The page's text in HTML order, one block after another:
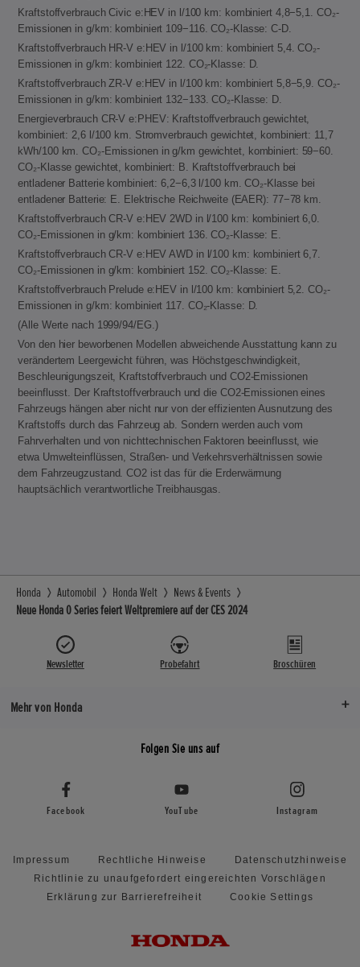
Kraftstoffverbrauch Civic e:HEV in l/100 km: kombiniert 4,8−5,1. CO₂-
Emissionen in g/km: kombiniert 109−116. CO₂-Klasse: C-D.
Kraftstoffverbrauch HR-V e:HEV in l/100 km: kombiniert 5,4. CO₂-
Emissionen in g/km: kombiniert 122. CO₂-Klasse: D.
Kraftstoffverbrauch ZR-V e:HEV in l/100 km: kombiniert 5,8−5,9. CO₂-
Emissionen in g/km: kombiniert 132−133. CO₂-Klasse: D.
Energieverbrauch CR-V e:PHEV: Kraftstoffverbrauch gewichtet,
kombiniert: 2,6 l/100 km. Stromverbrauch gewichtet, kombiniert: 11,7
kWh/100 km. CO₂-Emissionen in g/km gewichtet, kombiniert: 59−60.
CO₂-Klasse gewichtet, kombiniert: B. Kraftstoffverbrauch bei
entladener Batterie kombiniert: 6,2−6,3 l/100 km. CO₂-Klasse bei
entladener Batterie: E. Elektrische Reichweite (EAER): 77−78 km.
Kraftstoffverbrauch CR-V e:HEV 2WD in l/100 km: kombiniert 6,0.
CO₂-Emissionen in g/km: kombiniert 136. CO₂-Klasse: E.
Kraftstoffverbrauch CR-V e:HEV AWD in l/100 km: kombiniert 6,7.
CO₂-Emissionen in g/km: kombiniert 152. CO₂-Klasse: E.
Kraftstoffverbrauch Prelude e:HEV in l/100 km: kombiniert 5,2. CO₂-
Emissionen in g/km: kombiniert 117. CO₂-Klasse: D.
(Alle Werte nach 1999/94/EG.)
Von den hier beworbenen Modellen abweichende Ausstattung kann zu
verändertem Leergewicht führen, was Höchstgeschwindigkeit,
Beschleunigungszeit, Kraftstoffverbrauch und CO2-Emissionen
beeinflusst. Der Kraftstoffverbrauch und die CO2-Emissionen eines
Fahrzeugs hängen aber nicht nur von der effizienten Ausnutzung des
Kraftstoffs durch das Fahrzeug ab. Sondern werden auch vom
Fahrverhalten und von nichttechnischen Faktoren beeinflusst, wie
etwa Umwelteinflüssen, Straßen- und Verkehrsverhältnissen sowie
dem Fahrzeugzustand. CO2 ist das für die Erderwärmung
hauptsächlich verantwortliche Treibhausgas.
Honda Automobil Honda Welt
News & Events
Neue Honda 0 Series feiert Weltpremiere auf der CES 2024
Newsletter Probefahrt Broschüren
Mehr von Honda
Folgen Sie uns auf
Facebook YouTube Instagram
Impressum Rechtliche Hinweise
Datenschutzhinweise
Richtlinie zu unaufgefordert eingereichten Vorschlägen
Erklärung zur Barrierefreiheit
Cookie Settings